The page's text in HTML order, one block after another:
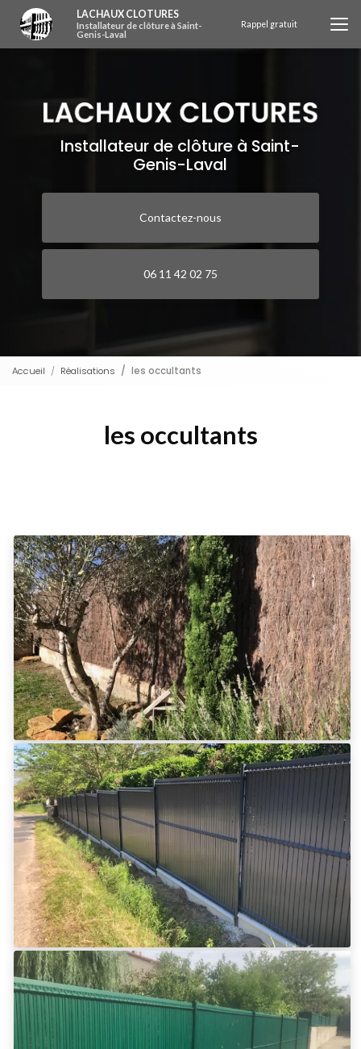
contenu
principal
LACHAUX CLOTURES
Installateur de clôture à Saint-
Genis-Laval
Rappel gratuit
Installateur de clôture à Saint-
Genis-Laval
Contactez-nous
06 11 42 02 75
Accueil Réalisations les occultants
les occultants